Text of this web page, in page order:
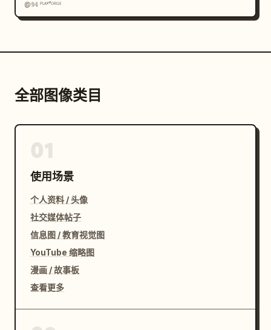
@𝟡𝟜 ᴾᴸᴬʸᶠᴼᴿᴳᴱ
全部图像类目
使用场景
个人资料 / 头像
社交媒体帖子
信息图 / 教育视觉图
YouTube 缩略图
漫画 / 故事板
查看更多